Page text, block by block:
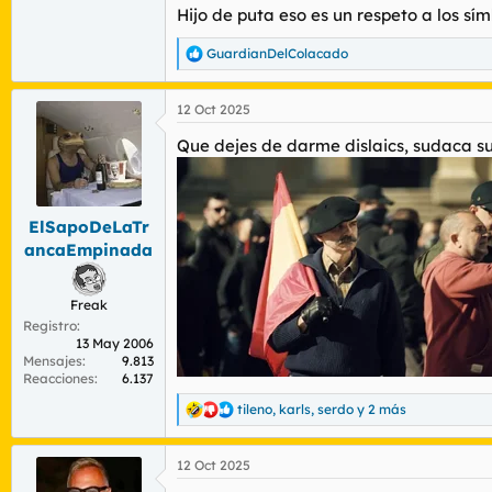
Y en la zona que es hoy Chimpanzuela,
Bueno, intelectualmente, visto lo visto con
k#rma y ¡ ARRIBA ESPAÑA!
Hijo de puta eso es un respeto a los
R
e
a
c
i
n
s
GuardianDelColacado
ElSapoDeLaTr
ancaEmpinada
Freak
Registro
13 May 2006
Mensajes
9.813
Reacciones
6.137
12 Oct 2025
Que dejes de darme dislaics, sudaca
R
e
a
c
tileno, karls, serdo y 2 más
12 Oct 2025